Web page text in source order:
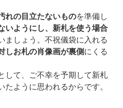
れの目立たないものを準備し
いようにし、新札を使う場合
ましょう。不祝儀袋に入れる
しお札の肖像画が裏側 にくる
して、ご不幸を予期して新札
たように思われるからです。